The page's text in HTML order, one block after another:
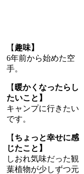
【 趣味】
6年前から始めた空
手。
【 暖かくなったらし
たいこと】
キャンプに行きたい
です。
【 ちょっと幸せに感
じたこと】
しおれ気味だった観
葉植物が少しずつ元